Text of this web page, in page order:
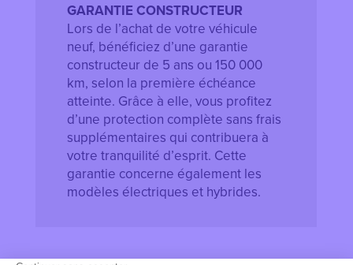
GARANTIE CONSTRUCTEUR
Lors de l’achat de votre véhicule
neuf, bénéficiez d’une garantie
constructeur de 5 ans ou 150 000
km, selon la première échéance
atteinte. Grâce à elle, vous profitez
d’une protection complète sans frais
supplémentaires qui contribuera à
votre tranquilité d’esprit. Cette
garantie concerne également les
modèles électriques et hybrides.